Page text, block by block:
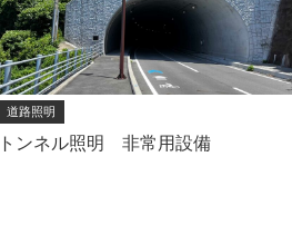
道路照明
トンネル照明 非常用設備